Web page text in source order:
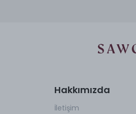
Hakkımızda
İletişim